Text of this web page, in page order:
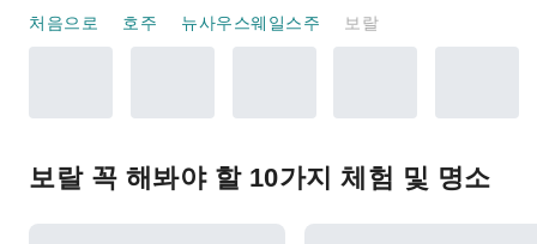
처음으로 호주 뉴사우스웨일스주 보랄
보랄 꼭 해봐야 할 10가지 체험 및 명소